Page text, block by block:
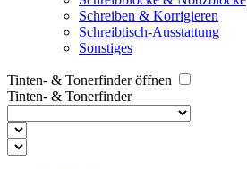
Schreiben & Korrigieren
Schreibtisch-Ausstattung
Sonstiges
Tinten- & Tonerfinder öffnen
Tinten- & Tonerfinder